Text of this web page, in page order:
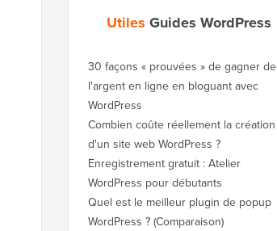
Utiles Guides WordPress
30 façons « prouvées » de gagner de
l'argent en ligne en bloguant avec
WordPress
Combien coûte réellement la création
d'un site web WordPress ?
Enregistrement gratuit : Atelier
WordPress pour débutants
Quel est le meilleur plugin de popup
WordPress ? (Comparaison)